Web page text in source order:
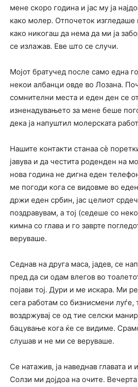
мене скоро година и јас му ја
како молер. Отпочеток изгледаше
како никогаш да нема да ми ја
се излажав. Еве што се случи.
Мојот братучед после само една
некои албанци овде во Лозана.
сомнителни места и еден ден се
изненадувањето за мене беше
дека ја напуштил молерската
Нашите контакти станаа сè
јавува и да честита роденден на
нова година не дигна еден
ме погоди кога се видовме во
држи еден србин, јас целиот
поздравувам, а тој (седеше со
кимна со глава и го заврте
веруваше.
Седнав на друга маса, јадев, се
пред да си одам влегов во
појави тој. Дури и ме искара. Ми
сега работам со бизнисмени луѓе,
воздржувај се од тие селски
бацување кога ќе се видиме.
слушав и не ми се веруваше.
Се натажив, ја наведнав главата и
Солзи ми дојдоа на очите.